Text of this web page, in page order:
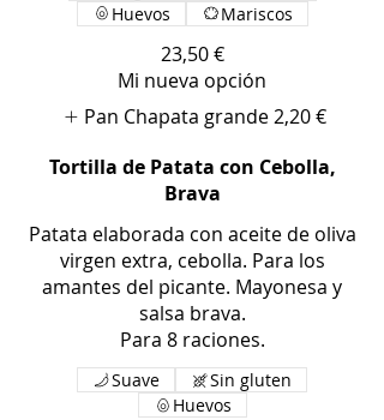
23,50 €
Huevos
Mariscos
Mi nueva opción
Pan Chapata grande2,20 €
Tortilla de Patata con Cebolla,
Brava
Patata elaborada con aceite de oliva
virgen extra, cebolla. Para los
amantes del picante. Mayonesa y
salsa brava.
Para 8 raciones.
Suave
Sin gluten
Huevos